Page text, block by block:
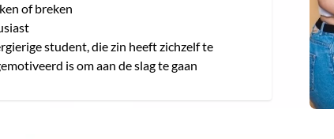
of breken
student, die zin heeft zichzelf te
is om aan de slag te gaan